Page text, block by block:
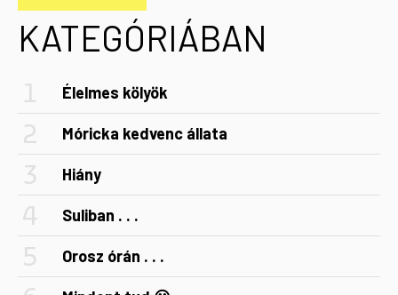
KATEGÓRIÁBAN
Élelmes kölyök
Móricka kedvenc állata
Hiány
Suliban . . .
Orosz órán . . .